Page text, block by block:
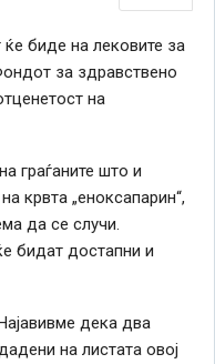
биде на лековите за
за здравствено
на
граѓаните што и
крвта „еноксапарин“,
да се случи.
бидат достапни и
дека два
на листата овој